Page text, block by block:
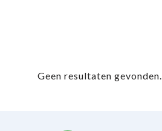
Geen resultaten gevonden.